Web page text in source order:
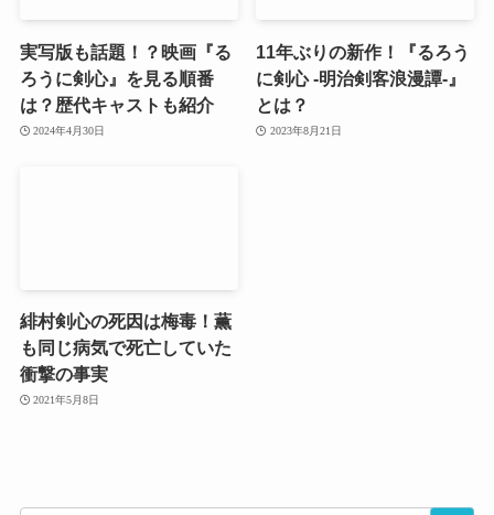
実写版も話題！？映画『る
ろうに剣心』を見る順番
は？歴代キャストも紹介
2024年4月30日
11年ぶりの新作！『るろう
に剣心 -明治剣客浪漫譚-』
とは？
2023年8月21日
緋村剣心の死因は梅毒！薫
も同じ病気で死亡していた
衝撃の事実
2021年5月8日